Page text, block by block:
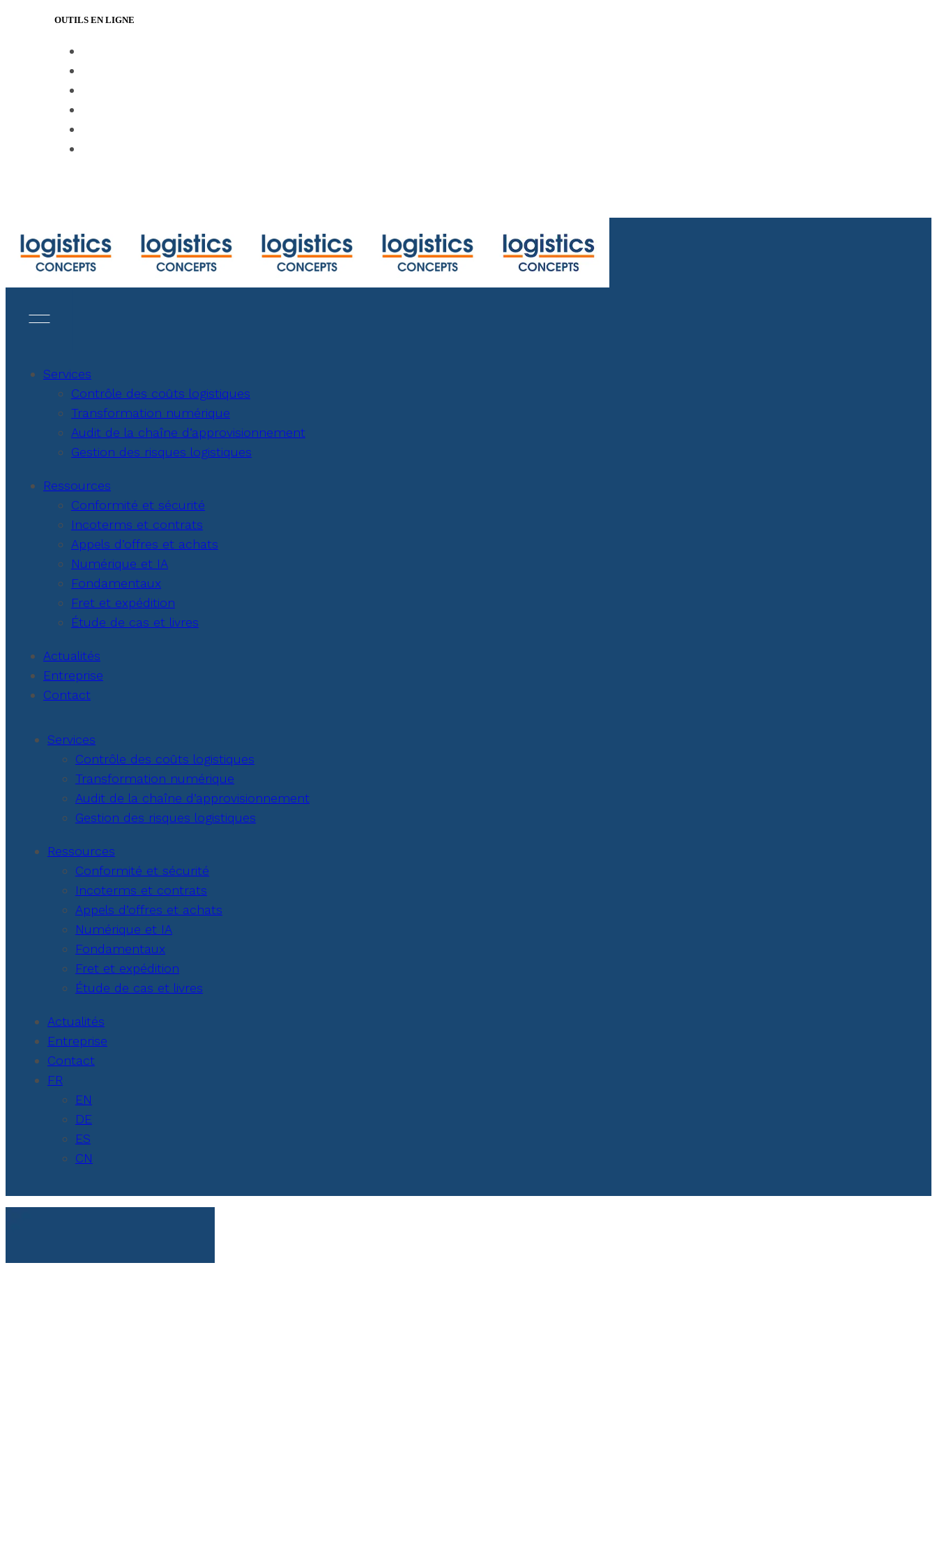
OUTILS EN LIGNE
Services
Contrôle des coûts logistiques
Transformation numérique
Audit de la chaîne d’approvisionnement
Gestion des risques logistiques
Ressources
Conformité et sécurité
Incoterms et contrats
Appels d’offres et achats
Numérique et IA
Fondamentaux
Fret et expédition
Étude de cas et livres
Actualités
Entreprise
Contact
Services
Contrôle des coûts logistiques
Transformation numérique
Audit de la chaîne d’approvisionnement
Gestion des risques logistiques
Ressources
Conformité et sécurité
Incoterms et contrats
Appels d’offres et achats
Numérique et IA
Fondamentaux
Fret et expédition
Étude de cas et livres
Actualités
Entreprise
Contact
FR
EN
DE
ES
CN